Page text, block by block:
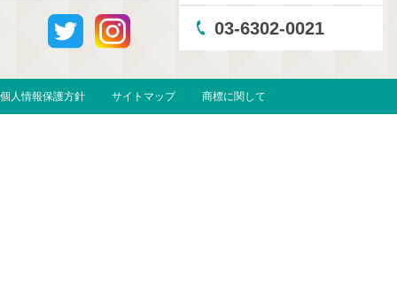
03-6302-0021
個人情報保護方針 サイトマップ 商標に関して